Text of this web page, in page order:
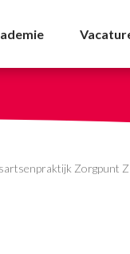
Zorgpunt